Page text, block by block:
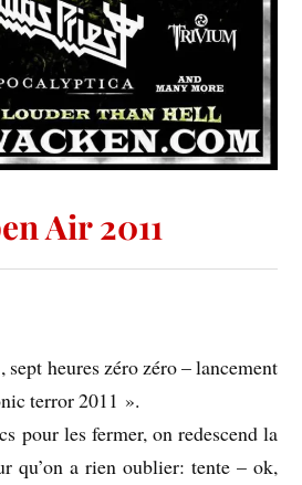
Air 2011
heures zéro zéro – lancement
terror 2011 ».
pour les fermer, on redescend la
qu’on a rien oublier: tente – ok,